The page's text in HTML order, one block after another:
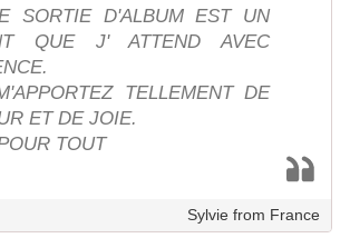
SORTIE D'ALBUM EST UN
QUE J' ATTEND AVEC
TELLEMENT DE
ET DE JOIE.
TOUT
Sylvie from France